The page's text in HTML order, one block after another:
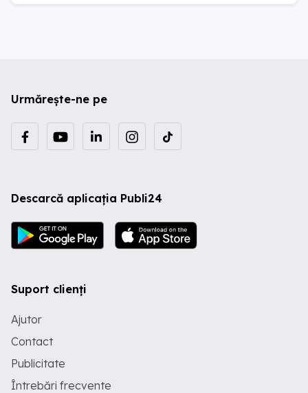
Urmărește-ne pe
Descarcă aplicația Publi24
Suport clienți
Ajutor
Contact
Publicitate
Întrebări frecvente